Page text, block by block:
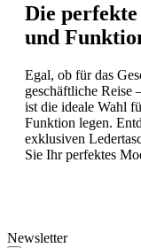
Die
und
Egal, ob für das
geschäftliche Reise
ist die ideale Wahl
Funktion legen.
exklusiven
Sie Ihr perfektes
Newsletter